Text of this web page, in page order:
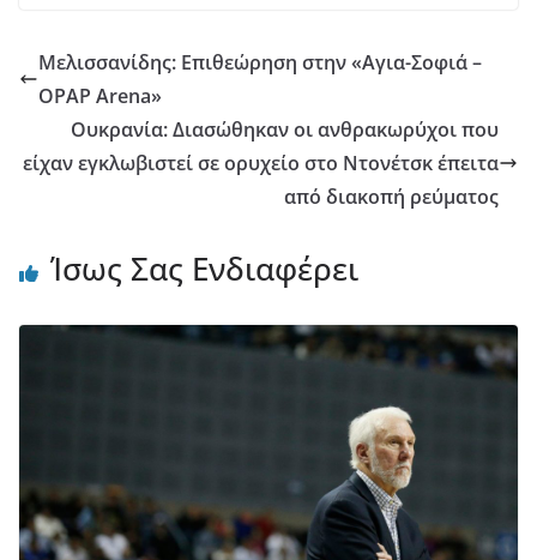
Μελισσανίδης: Επιθεώρηση στην «Αγια-Σοφιά –
OPAP Arena»
Ουκρανία: Διασώθηκαν οι ανθρακωρύχοι που
είχαν εγκλωβιστεί σε ορυχείο στο Ντονέτσκ έπειτα
από διακοπή ρεύματος
Ίσως Σας Ενδιαφέρει